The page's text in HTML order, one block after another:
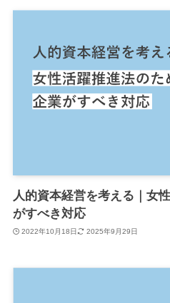
人的資本経営を考える｜女
がすべき対応
2022年10月18日 2025年9月29日